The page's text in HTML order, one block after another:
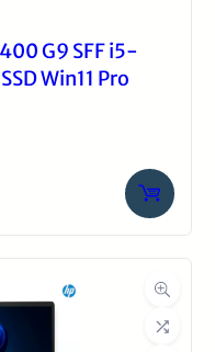
G9 SFF i5-
Win11 Pro